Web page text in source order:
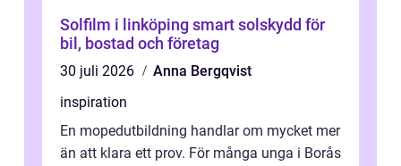
Solfilm i linköping smart solskydd för
bil, bostad och företag
30 juli 2026
Anna Bergqvist
inspiration
En mopedutbildning handlar om mycket mer
än att klara ett prov. För många unga i Borås